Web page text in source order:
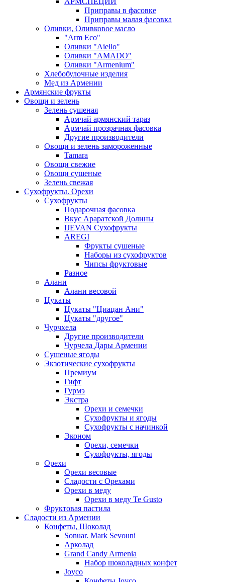
Приправы в фасовке
Приправы малая фасовка
Оливки, Оливковое масло
"Arm Eco"
Оливки "Aiello"
Оливки "AMADO"
Оливки "Armenium"
Хлебобулочные изделия
Мед из Армении
Армянские фрукты
Овощи и зелень
Зелень сушеная
Армчай армянский тараз
Армчай прозрачная фасовка
Другие производители
Овощи и зелень замороженные
Tamara
Овощи свежие
Овощи сушеные
Зелень свежая
Сухофрукты. Орехи
Сухофрукты
Подарочная фасовка
Вкус Араратской Долины
IJEVAN Сухофрукты
AREGI
Фрукты сушеные
Наборы из сухофруктов
Чипсы фруктовые
Разное
Алани
Алани весовой
Цукаты
Цукаты "Циацан Ани"
Цукаты "другое"
Чурчхела
Другие производители
Чурчела Дары Армении
Сушеные ягоды
Экзотические сухофрукты
Премиум
Гифт
Гурмэ
Экстра
Орехи и семечки
Сухофрукты и ягоды
Сухофрукты с начинкой
Эконом
Орехи, семечки
Сухофрукты, ягоды
Орехи
Орехи весовые
Сладости с Орехами
Орехи в меду
Орехи в меду Te Gusto
Фруктовая пастила
Сладости из Армении
Конфеты, Шоколад
Sonuar. Mark Sevouni
Арколад
Grand Candy Armenia
Набор шоколадных конфет
Joyco